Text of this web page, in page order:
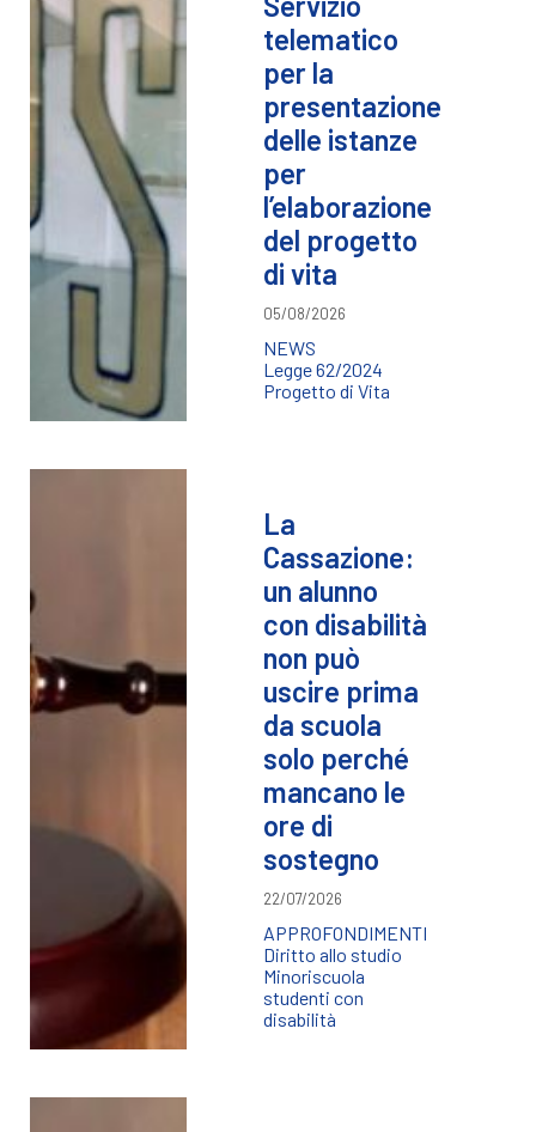
telematico
per la
presentazione
delle istanze
per
l’elaborazione
del progetto
di vita
05/08/2026
NEWS
Legge 62/2024
Progetto di Vita
La
Cassazione:
un alunno
con disabilità
non può
uscire prima
da scuola
solo perché
mancano le
ore di
sostegno
22/07/2026
APPROFONDIMENTI
Diritto allo studio
Minoriscuola
studenti con
disabilità